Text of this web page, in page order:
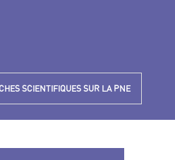
SCIENTIFIQUES SUR LA PNE